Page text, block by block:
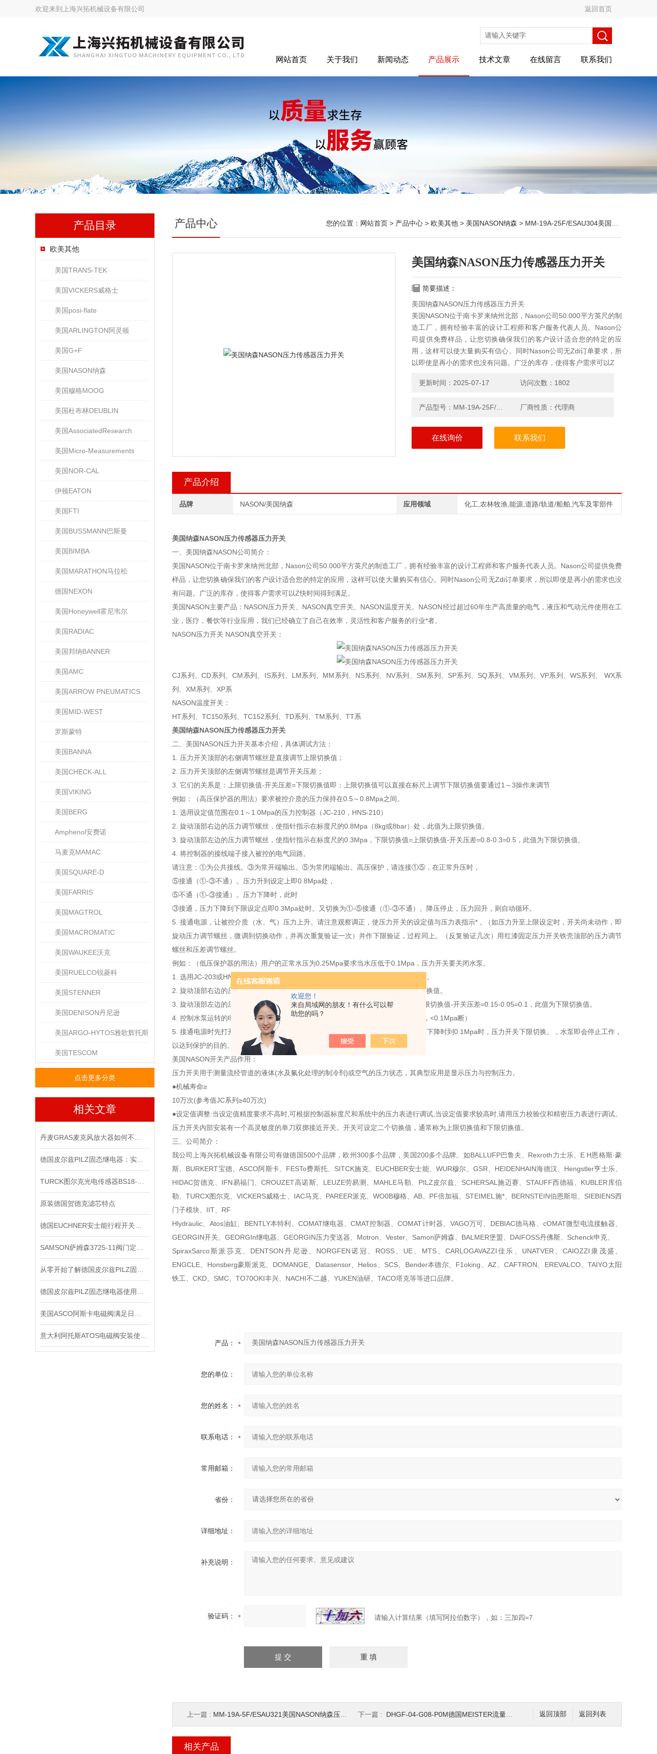
欢迎您！
来自局域网的朋友！有什么可以帮
助您的吗？
欢迎来到 上海兴拓机械设备有限公司 返回首页
网站首页 关于我们 新闻动态 产品展示 技术文章 在线留言 联系我们
产品目录
欧美其他
美国TRANS-TEK
美国VICKERS威格士
美国posi-flate
美国ARLINGTON阿灵顿
美国G+F
美国NASON纳森
美国穆格MOOG
美国杜布林DEUBLIN
美国AssociatedResearch
美国Micro-Measurements
美国NOR-CAL
伊顿EATON
美国FTI
美国BUSSMANN巴斯曼
美国BIMBA
美国MARATHON马拉松
德国NEXON
美国Honeywell霍尼韦尔
美国RADIAC
美国邦纳BANNER
美国AMC
美国ARROW PNEUMATICS
美国MID-WEST
罗斯蒙特
美国BANNA
美国CHECK-ALL
美国VIKING
美国BERG
Amphenol安费诺
马麦克MAMAC
美国SQUARE-D
美国FARRIS
美国MAGTROL
美国MACROMATIC
美国WAUKEE沃克
美国RUELCO锐菱科
美国STENNER
美国DENISON丹尼逊
美国ARGO-HYTOS雅歌辉托斯
美国TESCOM
点击更多分类
相关文章
原装德国贺德克滤芯特点
产品中心 您的位置： 网站首页 > 产品中心 > 欧美其他 > 美国NASON纳森 > MM-19A-25F/ESAU304美国纳森NASON压力传感器压力开关
美国纳森NASON压力传感器压力开关
简要描述：
美国纳森NASON压力传感器压力开关
美国NASON位于南卡罗来纳州北部，Nason公司50.000平方英尺的制
造工厂，拥有经验丰富的设计工程师和客户服务代表人员。Nason公
司提供免费样品，让您切换确保我们的客户设计适合您的特定的应
用，这样可以使大量购买有信心。同时Nason公司无Zdi订单要求，所
以即使是再小的需求也没有问题。广泛的库存，使得客户需求可以Z
更新时间：2025-07-17 访问次数：1802
厂商性质：代理商
在线询价 联系我们
产品介绍
品牌 NASON/美国纳森 应用领域 化工,农林牧渔,能源,道路/轨道/船舶,汽车及零部件
美国纳森NASON压力传感器压力开关
一、美国纳森NASON公司简介：
美国NASON位于南卡罗来纳州北部，Nason公司50.000平方英尺的制造工厂，拥有经验丰富的设计工程师和客户服务代表人员。Nason公司提供免费
样品，让您切换确保我们的客户设计适合您的特定的应用，这样可以使大量购买有信心。同时Nason公司无Zdi订单要求，所以即使是再小的需求也没
有问题。广泛的库存，使得客户需求可以Z快时间得到满足。
美国NASON主要产品：NASON压力开关、NASON真空开关、NASON温度开关。NASON经过超过60年生产高质量的电气，液压和气动元件使用在工
业，医疗，餐饮等行业应用，我们已经确立了自己在效率，灵活性和客户服务的行业*者。
NASON压力开关 NASON真空开关：
CJ系列、CD系列、CM系列、IS系列、LM系列、MM系列、NS系列、NV系列、SM系列、SP系列、SQ系列、VM系列、VP系列、WS系列、 WX系
列、XM系列、XP系
NASON温度开关：
HT系列、TC150系列、TC152系列、TD系列、TM系列、TT系
美国纳森NASON压力传感器压力开关
二、美国NASON压力开关基本介绍，具体调试方法：
1. 压力开关顶部的右侧调节螺丝是直接调节上限切换值；
2. 压力开关顶部的左侧调节螺丝是调节开关压差；
3. 它们的关系是：上限切换值-开关压差=下限切换值即：上限切换值可以直接在标尺上调节下限切换值要通过1～3操作来调节
例如：（高压保护器的用法）要求被控介质的压力保持在0.5～0.8Mpa之间。
1. 选用设定值范围在0.1～1.0Mpa的压力控制器（JC-210，HNS-210）
2. 旋动顶部右边的压力调节螺丝，使指针指示在标度尺的0.8Mpa（8kg或8bar）处，此值为上限切换值。
3. 旋动顶部左边的压力调节螺丝，使指针指示在标度尺的0.3Mpa，下限切换值=上限切换值-开关压差=0.8-0.3=0.5，此值为下限切换值。
4. 将控制器的接线端子接入被控的电气回路。
请注意：①为公共接线。③为常开端输出。⑤为常闭端输出。高压保护，请连接①⑤，在正常升压时，
⑤接通（①-③不通）。压力升到设定上即0.8Mpa处，
⑤不通（①-③接通）。压力下降时，此时
③接通，压力下降到下限设定点即0.3Mpa处时。又切换为①-⑤接通（①-③不通）。降压停止，压力回升，则自动循环。
5. 接通电源，让被控介质（水、气）压力上升。请注意观察调正，使压力开关的设定值与压力表指示*，（如压力升至上限设定时，开关尚未动作，即
旋动压力调节螺丝，微调到切换动作，并再次重复验证一次）并作下限验证，过程同上。（反复验证几次）用红漆固定压力开关铁壳顶部的压力调节
螺丝和压差调节螺丝。
例如：（低压保护器的用法）用户的正常水压为0.25Mpa要求当水压低于0.1Mpa，压力开关要关闭水泵。
1. 选用JC-203或HNS-203。（也可选用JC-206或HNS-206）。即控制值0～3kg范围。
2. 旋动顶部右边的压力调节螺丝，使指针指示在标度尺的0.15Mpa处，此值为上限切换值。
3. 旋动顶部左边的压力调节螺丝，使指针指示在标度尺的0.05Mpa，下限切换值=上限切换值-开关压差=0.15-0.05=0.1，此值为下限切换值。
4. 控制水泵运转的电气线路：①接电源输入。③接电源输出～水泵。（>0.15Mpa通，<0.1Mpa断）
5. 接通电源时先打开管路水源，当水源压力大于0.15Mpa时，水泵开始工作，当压力下降时到0.1Mpa时，压力开关下限切换。，水泵即会停止工作，
以达到保护的目的。
美国NASON开关产品作用：
压力开关用于测量流经管道的液体(水及氟化处理的制冷剂)或空气的压力状态，其典型应用是显示压力与控制压力。
●机械寿命≥
10万次(参考值JC系列≥40万次)
●设定值调整:当设定值精度要求不高时,可根据控制器标度尺和系统中的压力表进行调试,当设定值要求较高时,请用压力校验仪和精密压力表进行调试。
压力开关内部安装有一个高灵敏度的单刀双掷接近开关。开关可设定二个切换值，通常称为上限切换值和下限切换值。
三、公司简介：
我公司上海兴拓机械设备有限公司有做德国500个品牌，欧州300多个品牌，美国200多个品牌。如BALLUFP巴鲁夫、Rexroth力士乐、E H恩格斯·豪
斯、BURKERT宝德、ASCO阿斯卡、FESTo费斯托、SITCK施克、EUCHBER安士能、WUR穆尔、GSR、HEIDENHAIN海德汉、Hengstler亨士乐、
HIDAC贺德克、IFN易福门、CROUZET高诺斯、LEUZE劳易测、MAHLE马勒、PILZ皮尔兹、SCHERSAL施迈赛、STAUFF西德福、KUBLER库伯
勒、TURCX图尔克、VICKERS威格士、IAC马克、PAREER派克、WO0B穆格、AB、PF倍加福、STEIMEL施*、BERNSTEIN伯恩斯坦、SIEBIENS西
门子模块、IIT、RF
Hlydraulic、Atos油缸、BENTLY本特利、COMAT继电器、CMAT控制器、COMAT计时器、VAGO万可、DEBIAC德马格、cOMAT微型电流接触器、
GEORGIN开关、GEORGIn继电器、GEORGIN压力变送器、Motron、Vester、Samon萨姆森、BALMER堡盟、DAIFOSS丹佛斯、Schenck申克、
SpiraxSarco斯派莎克、DENTSON丹尼逊、NORGFEN诺冠、ROSS、UE、MTS、CARLOGAVAZZI佳乐、UNATVER、CAIOZZI康茂盛、
ENGCLE、Honsberg豪斯派克、DOMANGE、Datasensor、Helios、SCS、Bender本德尔、F1oking、AZ、CAFTRON、EREVALCO、TAIYO太阳
铁工、CKD、SMC、TO70OKI丰兴、NACHI不二越、YUKEN油研、TACO塔克等等进口品牌。
产品：
您的单位：
您的姓名：
联系电话：
常用邮箱：
省份：
详细地址：
补充说明：
验证码： 请输入计算结果（填写阿拉伯数字），如：三加四=7
返回列表
返回顶部
上一篇 : MM-19A-5F/ESAU321美国NASON纳森压力传感器压力开关 下一篇 : DHGF-04-G08-P0M德国MEISTER流量开关
相关产品